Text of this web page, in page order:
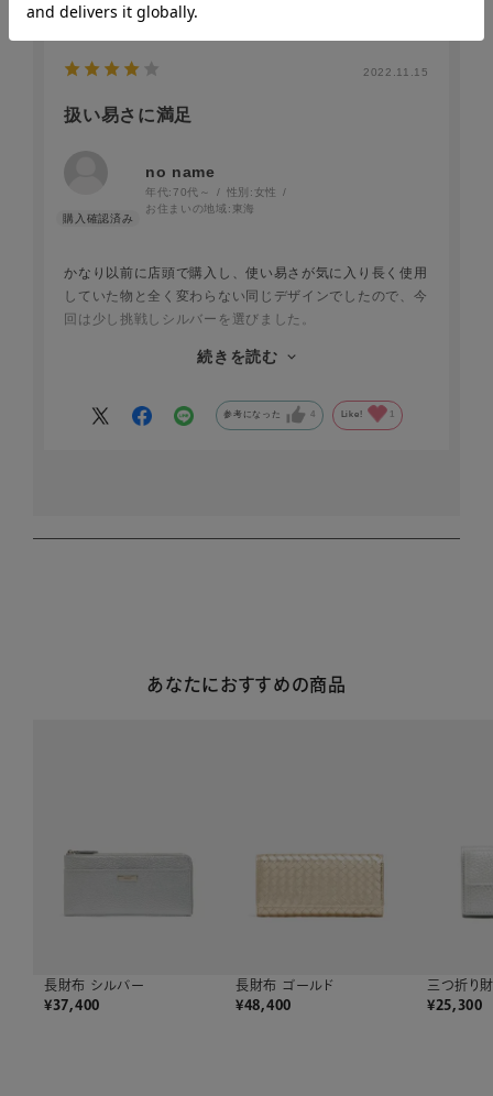
2022.11.15
扱い易さに満足
no name
年代: 70代～ 性別:女性
お住まいの地域: 東海
かなり以前に店頭で購入し、使い易さが気に入り長く使用
していた物と全く変わらない同じデザインでしたので、今
回は少し挑戦しシルバーを選びました。
いつつ、使用しながら変化していく色調を楽しみにしてい
続きを読む
参考になった 4 Like! 1
あなたにおすすめの商品
長財布 シルバー
¥37,400
長財布 ゴールド
¥48,400
三つ折り
¥25,300